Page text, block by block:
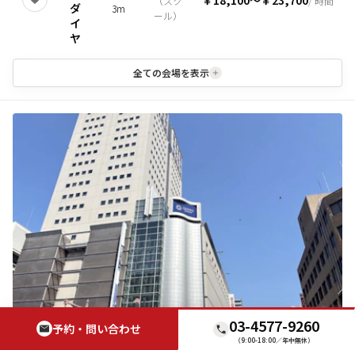
ダ
イ
ヤ
3m
ール）
全ての会場を表示
予約・問い合わせ 03-4577-9260
（9:00-18:00／年中無休）